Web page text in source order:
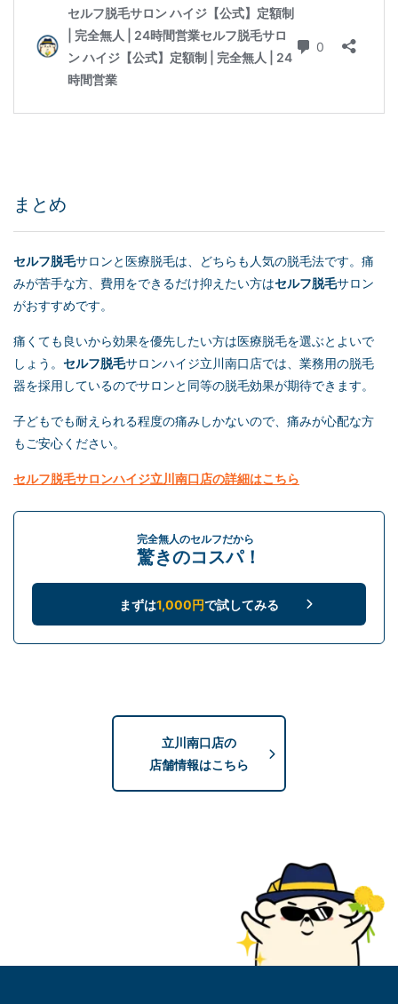
まとめ
セルフ脱毛サロンと医療脱毛は、どちらも人気の脱毛法です。痛
みが苦手な方、費用をできるだけ抑えたい方はセルフ脱毛サロン
がおすすめです。
痛くても良いから効果を優先したい方は医療脱毛を選ぶとよいで
しょう。 セルフ脱毛サロンハイジ立川南口店では、業務用の脱毛
器を採用しているのでサロンと同等の脱毛効果が期待できます。
子どもでも耐えられる程度の痛みしかないので、痛みが心配な方
もご安心ください。
セルフ脱毛サロンハイジ立川南口店の詳細はこちら
完全無人のセルフだから
驚きのコスパ！
まずは1,000円で試してみる
立川南口店の
店舗情報はこちら